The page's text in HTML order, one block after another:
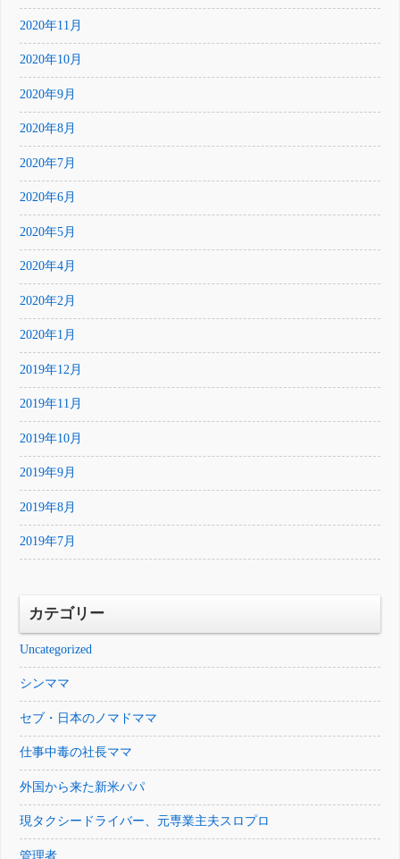
2020年11月
2020年10月
2020年9月
2020年8月
2020年7月
2020年6月
2020年5月
2020年4月
2020年2月
2020年1月
2019年12月
2019年11月
2019年10月
2019年9月
2019年8月
2019年7月
カテゴリー
Uncategorized
シンママ
セブ・日本のノマドママ
仕事中毒の社長ママ
外国から来た新米パパ
現タクシードライバー、元専業主夫スロプロ
管理者